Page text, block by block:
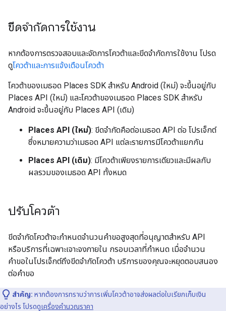
ขีดจำกัดการใช้งาน
หากต้องการตรวจสอบและจัดการโควต้าและขีดจำกัดการใช้งาน โปรด
ดูโควต้าและการแจ้งเตือนโควต้า
โควต้าของเมธอด Places SDK สำหรับ Android (ใหม่) จะขึ้นอยู่กับ
Places API (ใหม่) และโควต้าของเมธอด Places SDK สำหรับ
Android จะขึ้นอยู่กับ Places API (เดิม)
Places API (ใหม่): ขีดจำกัดคือต่อเมธอด API ต่อ โปรเจ็กต์
ซึ่งหมายความว่าเมธอด API แต่ละรายการมีโควต้าแยกกัน
Places API (เดิม): มีโควต้าเพียงรายการเดียวและมีผลกับ
ผลรวมของเมธอด API ทั้งหมด
ปรับโควต้า
ขีดจำกัดโควต้าจะกำหนดจำนวนคำขอสูงสุดที่อนุญาตสำหรับ API
หรือบริการที่เฉพาะเจาะจงภายใน กรอบเวลาที่กำหนด เมื่อจำนวน
คำขอในโปรเจ็กต์ถึงขีดจำกัดโควต้า บริการของคุณจะหยุดตอบสนอง
ต่อคำขอ
สำคัญ: หากต้องการทราบว่าการเพิ่มโควต้าอาจส่งผลต่อใบเรียกเก็บเงิน
อย่างไร โปรดดูเครื่องคำนวณราคา